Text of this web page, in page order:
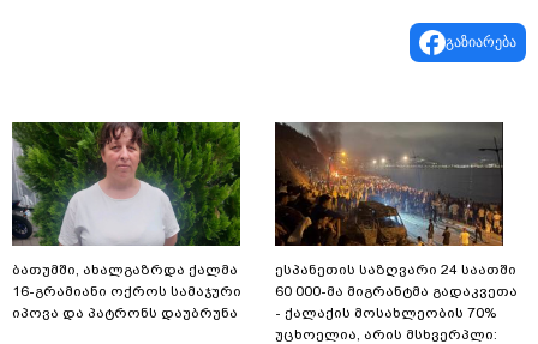
გაზიარება
ბათუმში, ახალგაზრდა ქალმა
16-გრამიანი ოქროს სამაჯური
იპოვა და პატრონს დაუბრუნა
ესპანეთის საზღვარი 24 საათში
60 000-მა მიგრანტმა გადაკვეთა
- ქალაქის მოსახლეობის 70%
უცხოელია, არის მსხვერპლი: